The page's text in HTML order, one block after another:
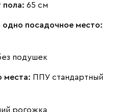
Голубой
пола: 65 см
одно посадочное место:
подушек
места: ППУ стандартный
рогожка